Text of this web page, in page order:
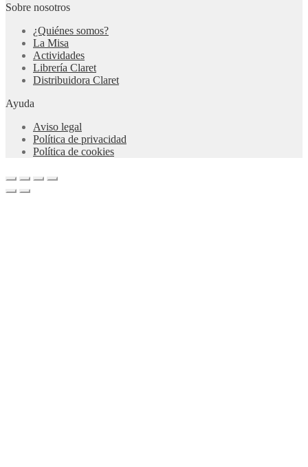
Sobre nosotros
¿Quiénes somos?
La Misa
Actividades
Librería Claret
Distribuidora Claret
Ayuda
Aviso legal
Política de privacidad
Política de cookies